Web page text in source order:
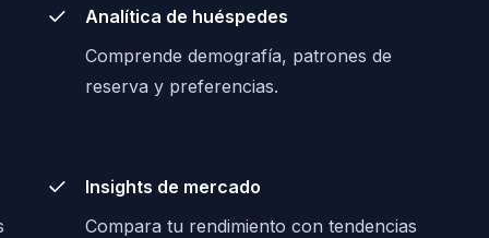
Analítica de huéspedes
Comprende demografía, patrones de
reserva y preferencias.
Insights de mercado
Compara tu rendimiento con tendencias